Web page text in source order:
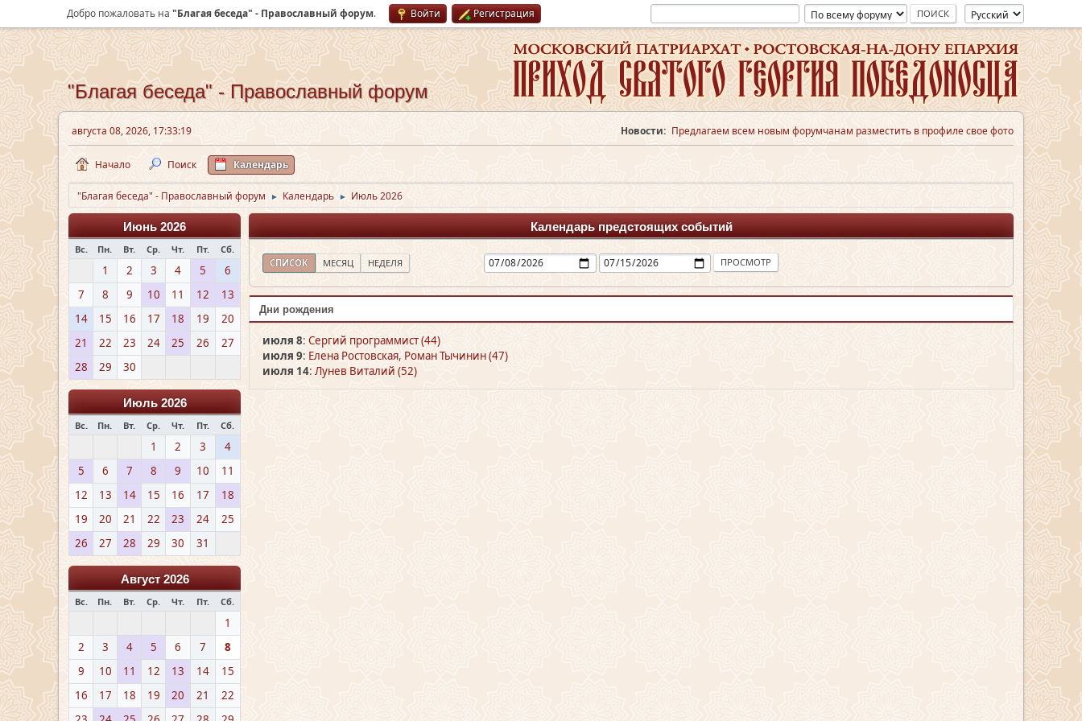
Добро пожаловать на "Благая беседа" - Православный форум. Войти Регистрация
"Благая беседа" - Православный форум
августа 08, 2026, 17:33:19 Новости: Предлагаем всем новым форумчанам разместить в профиле свое фото
Начало Поиск Календарь
"Благая беседа" - Православный форум ► Календарь ► Июль 2026
Июнь 2026
Вс. Пн. Вт. Ср. Чт. Пт. Сб.
1 2 3 4 5
6
7
8 9 10 11 12
13
14
15 16 17 18 19
20
21
22 23 24 25 26
27
28
29 30
Июль 2026
Вс. Пн. Вт. Ср. Чт. Пт. Сб.
1 2 3
4
5
6 7 8 9 10
11
12
13 14 15 16 17
18
19
20 21 22 23 24
25
26
27 28 29 30 31
Август 2026
Вс. Пн. Вт. Ср. Чт. Пт. Сб.
1
2
3 4 5 6 7
8
9
10 11 12 13 14
15
16
17 18 19 20 21
22
Календарь предстоящих событий
СПИСОК МЕСЯЦ НЕДЕЛЯ
Дни рождения
июля 8: Сергий программист (44)
июля 9: Елена Ростовская, Роман Тычинин (47)
июля 14: Лунев Виталий (52)